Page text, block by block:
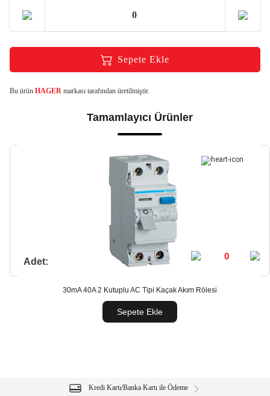
Sepete Ekle
Bu ürün HAGER markası tarafından üretilmiştir.
Tamamlayıcı Ürünler
Adet:
30mA 40A 2 Kutuplu AC Tipi Kaçak Akım Rölesi
Sepete Ekle
Kredi Kartı/Banka Kartı ile Ödeme